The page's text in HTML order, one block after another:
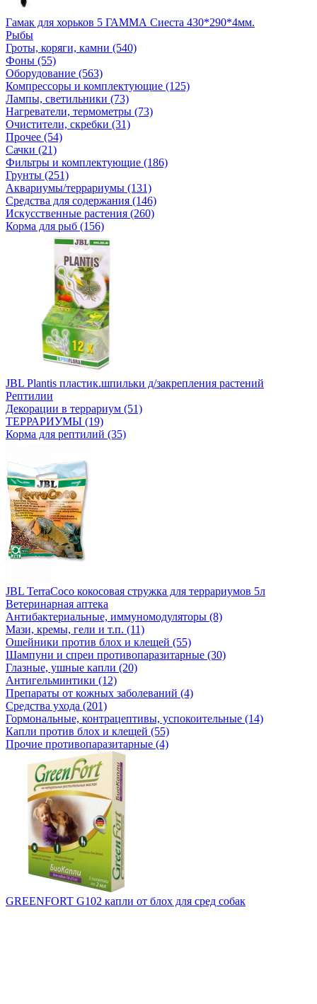
Гамак для хорьков 5 ГАММА Сиеста 430*290*4мм.
Рыбы
Гроты, коряги, камни (540)
Фоны (55)
Оборудование (563)
Компрессоры и комплектующие (125)
Лампы, светильники (73)
Нагреватели, термометры (73)
Очистители, скребки (31)
Прочее (54)
Сачки (21)
Фильтры и комплектующие (186)
Грунты (251)
Аквариумы/террариумы (131)
Средства для содержания (146)
Искусственные растения (260)
Корма для рыб (156)
JBL Plantis пластик.шпильки д/закрепления растений
Рептилии
Декорации в террариум (51)
ТЕРРАРИУМЫ (19)
Корма для рептилий (35)
JBL TerraCoco кокосовая стружка для террариумов 5л
Ветеринарная аптека
Антибактериальные, иммуномодуляторы (8)
Мази, кремы, гели и т.п. (11)
Ошейники против блох и клещей (55)
Шампуни и спреи противопаразитарные (30)
Глазные, ушные капли (20)
Антигельминтики (12)
Препараты от кожных заболеваний (4)
Средства ухода (201)
Гормональные, контрацептивы, успокоительные (14)
Капли против блох и клещей (55)
Прочие противопаразитарные (4)
GREENFORT G102 капли от блох для сред собак